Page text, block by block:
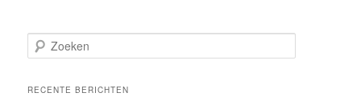
o
k
RECENTE BERICHTEN